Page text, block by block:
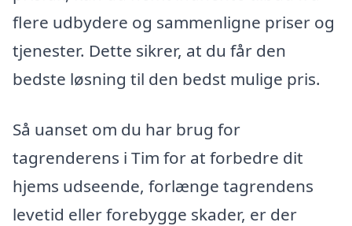
flere udbydere og sammenligne priser og
tjenester. Dette sikrer, at du får den
bedste løsning til den bedst mulige pris.
Så uanset om du har brug for
tagrenderens i Tim for at forbedre dit
hjems udseende, forlænge tagrendens
levetid eller forebygge skader, er der